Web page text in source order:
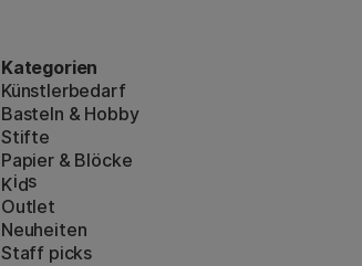
Kategorien
Künstlerbedarf
Basteln & Hobby
Stifte
Papier & Blöcke
Kids
Outlet
Neuheiten
Staff picks